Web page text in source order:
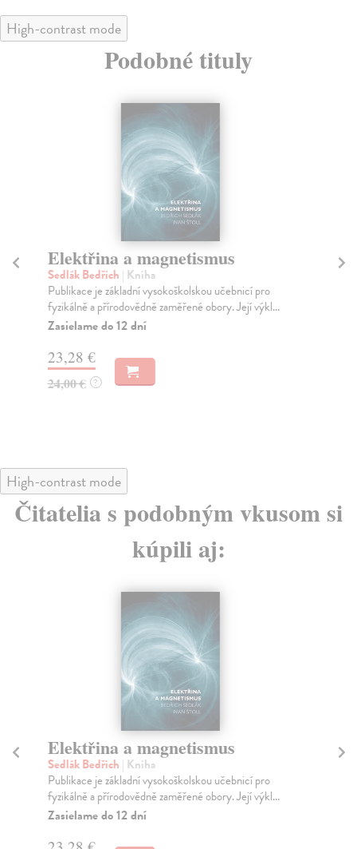
High-contrast mode
Podobné tituly
Elektřina a magnetismus
Sedlák Bedřich | Kniha
Publikace je základní vysokoškolskou učebnicí pro
fyzikálně a přírodovědně zaměřené obory. Její výkl...
Zasielame do 12 dní
23,28 €
24,00 € ?
High-contrast mode
Čitatelia s podobným vkusom si
kúpili aj:
Elektřina a magnetismus
Sedlák Bedřich | Kniha
Publikace je základní vysokoškolskou učebnicí pro
fyzikálně a přírodovědně zaměřené obory. Její výkl...
Zasielame do 12 dní